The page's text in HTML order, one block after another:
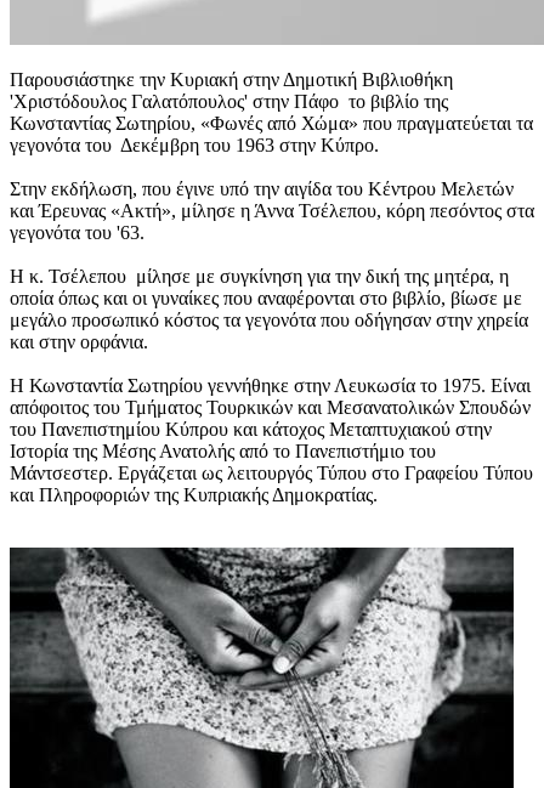
Παρουσιάστηκε την Κυριακή στην Δημοτική Βιβλιοθήκη
'Χριστόδουλος Γαλατόπουλος' στην Πάφο το βιβλίο της
Κωνσταντίας Σωτηρίου, «Φωνές από Χώμα» που πραγματεύεται τα
γεγονότα του Δεκέμβρη του 1963 στην Κύπρο.
Στην εκδήλωση, που έγινε υπό την αιγίδα του Κέντρου Μελετών
και Έρευνας «Ακτή», μίλησε η Άννα Τσέλεπου, κόρη πεσόντος στα
γεγονότα του '63.
Η κ. Τσέλεπου μίλησε με συγκίνηση για την δική της μητέρα, η
οποία όπως και οι γυναίκες που αναφέρονται στο βιβλίο, βίωσε με
μεγάλο προσωπικό κόστος τα γεγονότα που οδήγησαν στην χηρεία
και στην ορφάνια.
Η Κωνσταντία Σωτηρίου γεννήθηκε στην Λευκωσία το 1975. Είναι
απόφοιτος του Τμήματος Τουρκικών και Μεσανατολικών Σπουδών
του Πανεπιστημίου Κύπρου και κάτοχος Μεταπτυχιακού στην
Ιστορία της Μέσης Ανατολής από το Πανεπιστήμιο του
Μάντσεστερ. Εργάζεται ως λειτουργός Τύπου στο Γραφείου Τύπου
και Πληροφοριών της Κυπριακής Δημοκρατίας.